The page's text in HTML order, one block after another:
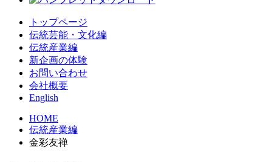
トップページ
伝統芸能・文化編
伝統産業編
新企画の体験
お問い合わせ
会社概要
English
HOME
伝統産業編
金彩友禅